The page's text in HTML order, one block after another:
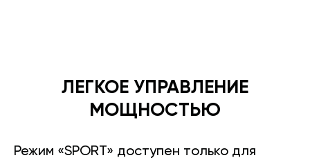
ЛЕГКОЕ УПРАВЛЕНИЕ
МОЩНОСТЬЮ
Режим «SPORT» доступен только для